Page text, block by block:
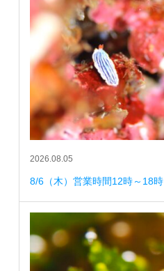
2026.08.05
8/6（木）営業時間12時～18時